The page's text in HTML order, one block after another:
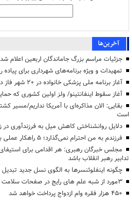
آخرین‌ها
جزئیات مراسم بزرگ جاماندگان اربعین اعلام شد
تمهیدات و ویژه برنامه‌های شهرداری برای پیاده
آغاز برنامه ملی پزشکی خانواده در ۲۰ شهر فاز دوم با حضور «پزشکیان»
آغاز سقوط اینفانتینو/ ولز اولین کشوری که
بقایی: الان مذاکره‌ای با آمریکا نداریم/مسیر
است
دلایل روانشناختی کاهش میل به فرزندآوری
فرزندم به من احترام نمی‌گذارد؛ ۵ راهکار عملی برای معکوس کردن این رفتار
مجلس خبرگان رهبری: هر اقدامی برای
تدابیر رهبر انقلاب باشد
چگونه اینفلوئنسرها به الگوی نسل جدید تبدیل
3مورد از شبه علم های رایج در صفحات سلامت +اینفوگرافی
۴۵۰ هزار فقره وام ازدواج پرداخت خواهد شد